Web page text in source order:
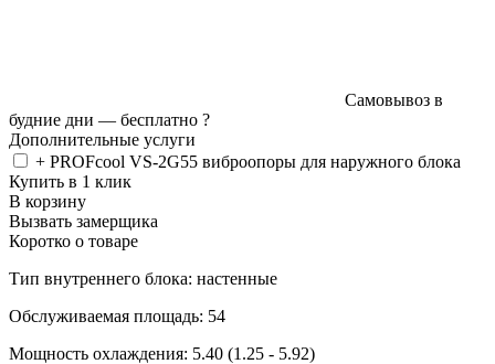
Самовывоз в
будние дни — бесплатно ?
Дополнительные услуги
+ PROFcool VS-2G55 виброопоры для наружного блока
Купить в 1 клик
В корзину
Вызвать замерщика
Коротко о товаре
Тип внутреннего блока: настенные
Обслуживаемая площадь: 54
Мощность охлаждения: 5.40 (1.25 - 5.92)